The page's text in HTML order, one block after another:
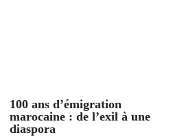
100 ans d’émigration
marocaine : de l’exil à une
diaspora